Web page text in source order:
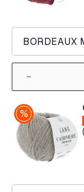
BORDEAUX
(